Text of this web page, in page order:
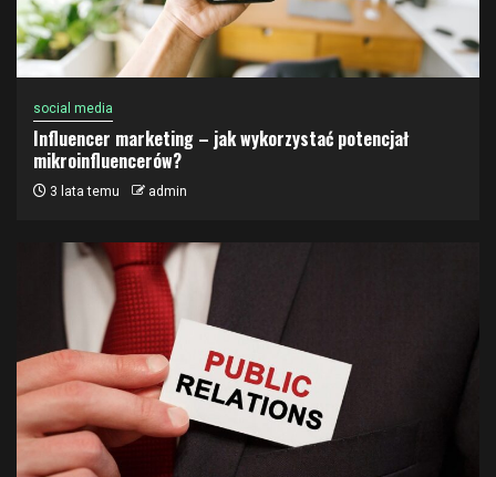
social media
Influencer marketing – jak wykorzystać potencjał
mikroinfluencerów?
3 lata temu admin